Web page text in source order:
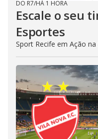
DO R7/HÁ 1 HORA
Escale o seu
Esportes
Sport Recife em Ação na